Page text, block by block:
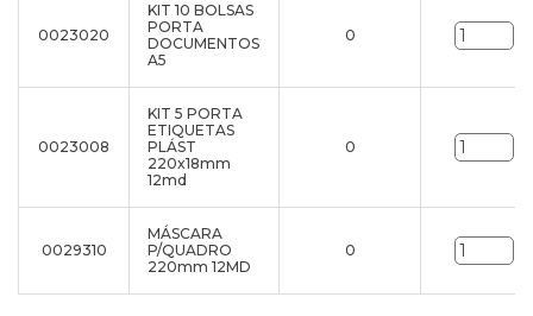
0023020
KIT 10 BOLSAS
PORTA
DOCUMENTOS
A5
0
0023008
KIT 5 PORTA
ETIQUETAS
PLÁST
220x18mm
12md
0
0029310
MÁSCARA
P/QUADRO
220mm 12MD
0